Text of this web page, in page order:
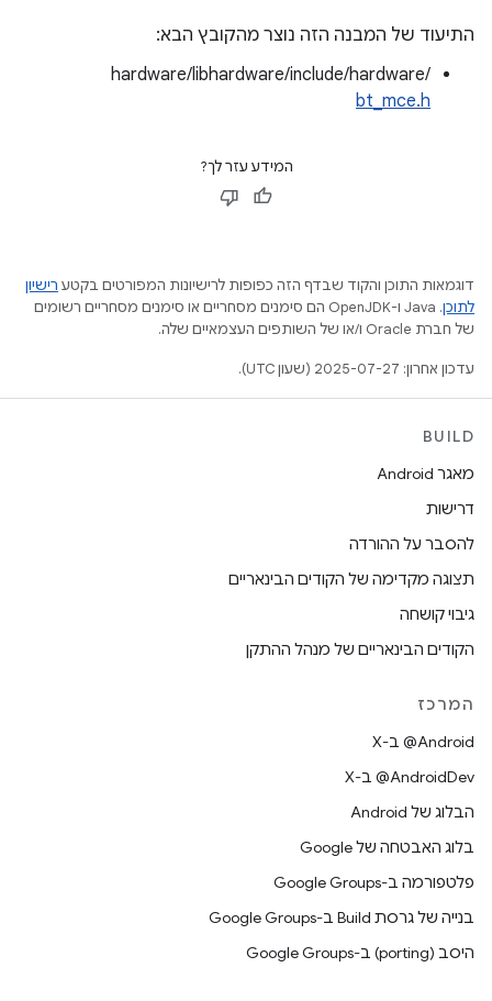
התיעוד של המבנה הזה נוצר מהקובץ הבא:
hardware/libhardware/include/hardware/
bt_mce.h
המידע עזר לך?
דוגמאות התוכן והקוד שבדף הזה כפופות לרישיונות המפורטים בקטע רישיון
לתוכן
.‏ Java ו-OpenJDK הם סימנים מסחריים או סימנים מסחריים רשומים
של חברת Oracle ו/או של השותפים העצמאיים שלה.
עדכון אחרון: 2025-07-27 (שעון UTC).
BUILD
מאגר Android
דרישות
להסבר על ההורדה
תצוגה מקדימה של הקודים הבינאריים
גיבוי קושחה
הקודים הבינאריים של מנהל ההתקן
המרכז
‫‎@Android ב-X
‫‎@AndroidDev ב-X
הבלוג של Android
בלוג האבטחה של Google
פלטפורמה ב-Google Groups
בנייה של גרסת Build ב-Google Groups
היסב (porting) ב-Google Groups